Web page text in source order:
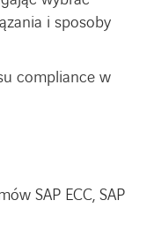
i sposoby
compliance w
SAP ECC, SAP